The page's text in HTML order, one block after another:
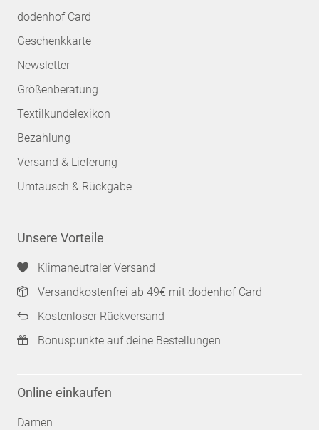
dodenhof Card
Geschenkkarte
Newsletter
Größenberatung
Textilkundelexikon
Bezahlung
Versand & Lieferung
Umtausch & Rückgabe
Unsere Vorteile
Klimaneutraler Versand
Versandkostenfrei ab 49€ mit dodenhof Card
Kostenloser Rückversand
Bonuspunkte auf deine Bestellungen
Online einkaufen
Damen